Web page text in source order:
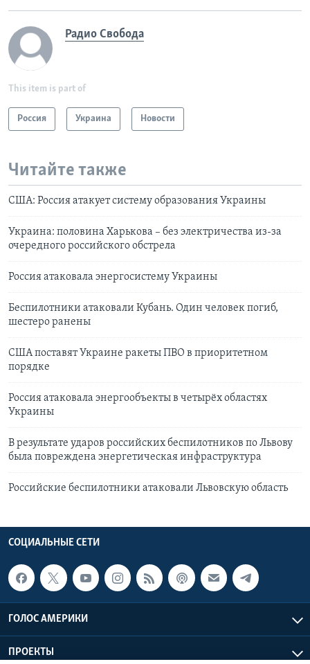
Радио Свобода
This item is part of
Россия Украина Новости
Читайте также
США: Россия атакует систему образования Украины
Украина: половина Харькова – без электричества из-за
очередного российского обстрела
Россия атаковала энергосистему Украины
Беспилотники атаковали Кубань. Один человек погиб,
шестеро ранены
США поставят Украине ракеты ПВО в приоритетном
порядке
Россия атаковала энергообъекты в четырёх областях
Украины
В результате ударов российских беспилотников по Львову
была повреждена энергетическая инфраструктура
Российские беспилотники атаковали Львовскую область
СОЦИАЛЬНЫЕ СЕТИ
ГОЛОС АМЕРИКИ
ПРОЕКТЫ